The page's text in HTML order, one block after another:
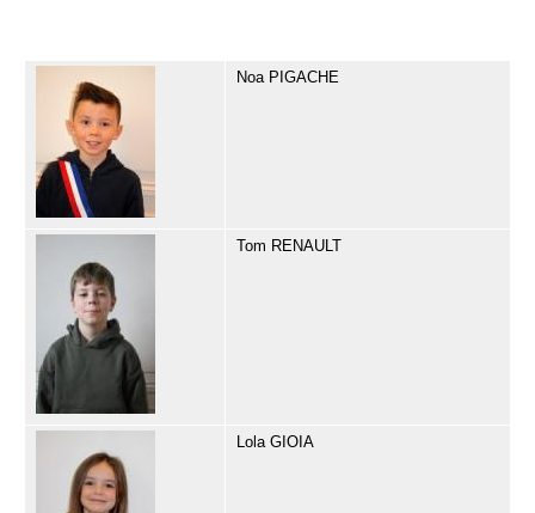
Noa PIGACHE
Tom RENAULT
Lola GIOIA